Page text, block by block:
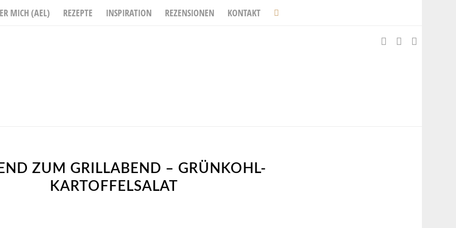
MICH (AEL) REZEPTE INSPIRATION REZENSIONEN KONTAKT
ZUM GRILLABEND – GRÜNKOHL-
KARTOFFELSALAT